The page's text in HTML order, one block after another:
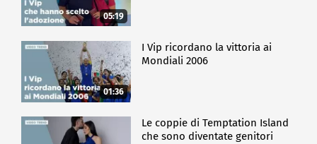
05:19
01:36
I Vip ricordano la vittoria ai
Mondiali 2006
Le coppie di Temptation Island
che sono diventate genitori